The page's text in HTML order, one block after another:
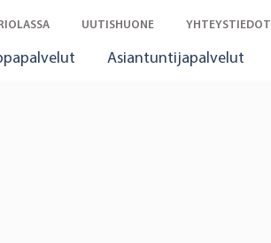
UUTISHUONE YHTEYSTIEDOT
Asiantuntijapalvelut